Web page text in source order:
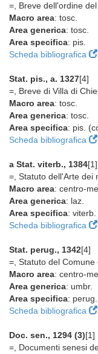
=, Breve dell'ordine
Macro area: tosc.
Area generica: tosc.
Area specifica: pis.
Scheda bibliografica
Stat. pis., a. 1327[4]
=, Breve di Villa di
Macro area: tosc.
Area generica: tosc.
Area specifica: pis.
Scheda bibliografica
a Stat. viterb., 1384[1]
=, Statuto dell'Arte dei
Macro area: centro-
Area generica: laz.
Area specifica: viterb.
Scheda bibliografica
Stat. perug., 1342[4]
=, Statuto del
Macro area: centro-
Area generica: umbr.
Area specifica: perug.
Scheda bibliografica
Doc. sen., 1294 (3)[1]
=, Documenti senesi